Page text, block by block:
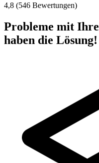
4,8 (546 Bewertungen)
Probleme mit
haben die Lösung!